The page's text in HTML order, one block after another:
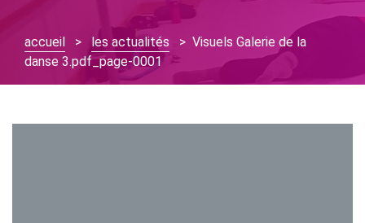
accueil > les actualités > Visuels Galerie de la
danse 3.pdf_page-0001